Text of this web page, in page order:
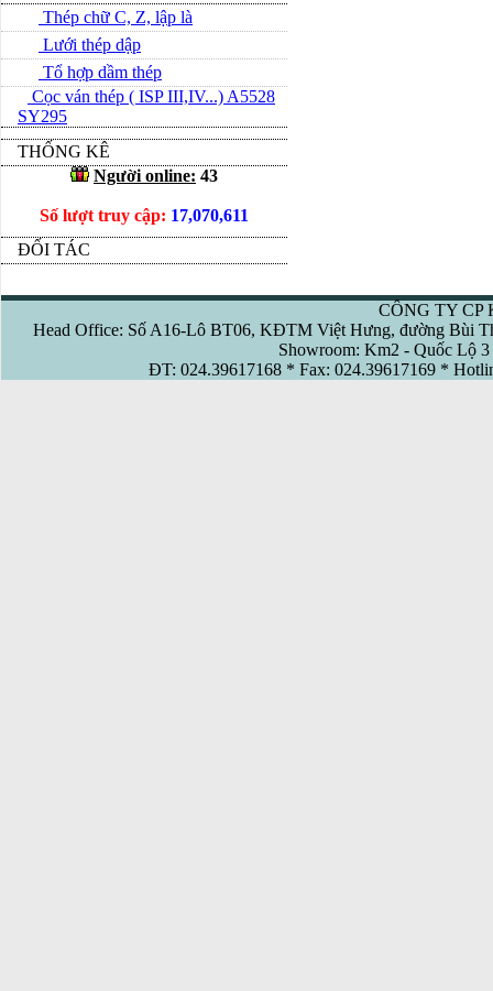
Thép chữ C, Z, lập là
Lưới thép dập
Tổ hợp dầm thép
Cọc ván thép ( ISP III,IV...) A5528
SY295
THỐNG KÊ
Người online: 43
Số lượt truy cập: 17,070,611
ĐỐI TÁC
CÔNG TY CP
Head Office: Số A16-Lô BT06, KĐTM Việt Hưng, đường Bùi
Showroom: Km2 - Quốc Lộ
ĐT: 024.39617168 * Fax: 024.39617169 *